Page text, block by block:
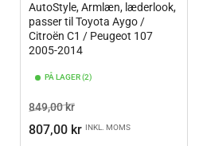
AutoStyle, Armlæn, læderlook,
passer til Toyota Aygo /
Citroën C1 / Peugeot 107
2005-2014
PÅ LAGER (2)
Vejl.pris
849,00 krTilbudspris
807,00 kr INKL. MOMS